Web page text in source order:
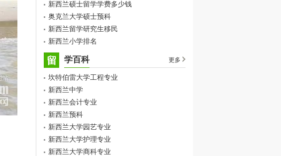
新西兰硕士留学学费多少钱
奥克兰大学硕士预科
新西兰留学研究生移民
新西兰小学排名
留 学百科 更多
坎特伯雷大学工程专业
新西兰中学
新西兰会计专业
新西兰预科
新西兰大学园艺专业
新西兰大学护理专业
新西兰大学商科专业